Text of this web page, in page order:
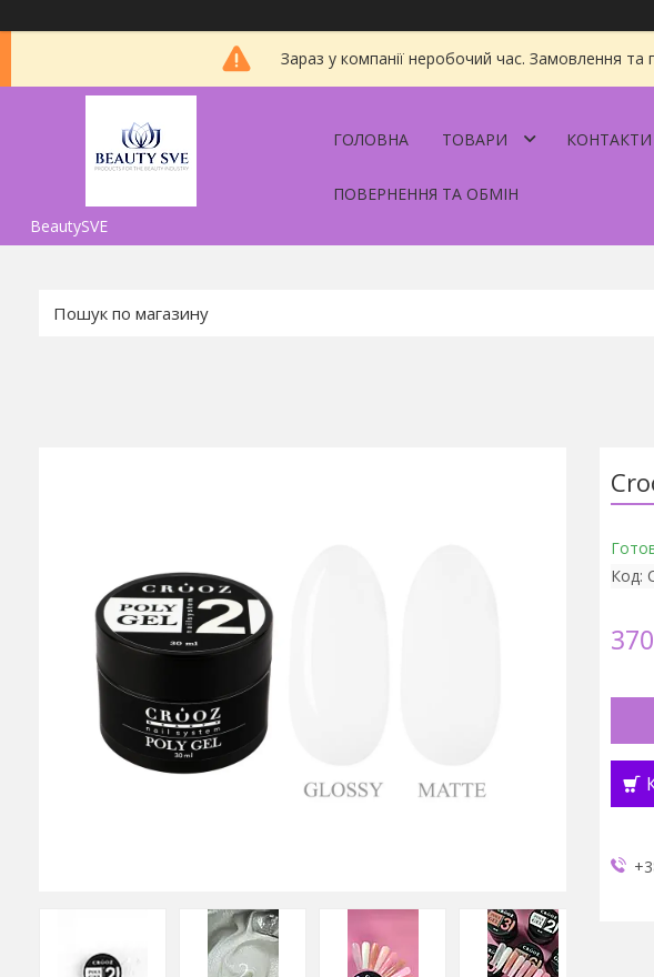
Зараз у компанії неробочий час. Замовлення
BeautySVE
ГОЛОВНА ТОВАРИ КОНТАКТИ
ПОВЕРНЕННЯ ТА ОБМІН
Код: